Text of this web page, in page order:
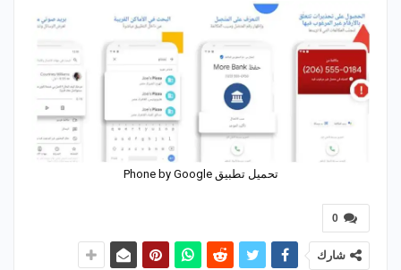
تحميل تطبيق Phone by Google‏
0
شارك